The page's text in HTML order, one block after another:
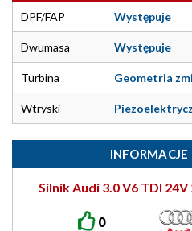
DPF/FAP Występuje
Dwumasa Występuje
Turbina Geometria
Wtryski
INFORMACJE
Silnik Audi 3.0 V6 TDI
0